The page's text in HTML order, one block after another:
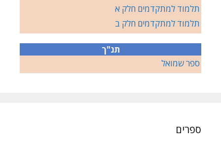
תלמוד למתקדמים חלק א
תלמוד למתקדמים חלק ב
תנ"ך
ספר שמואל
ספרים